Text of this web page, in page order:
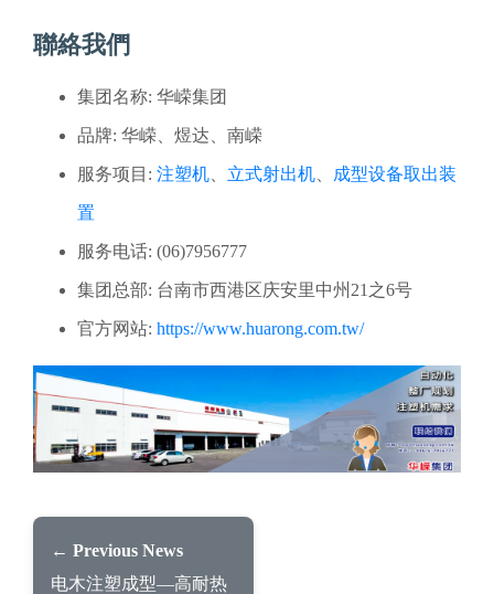
聯絡我們
集团名称: 华嵘集团
品牌: 华嵘、煜达、南嵘
服务项目: 注塑机 立式射出机 成型设备取出装
置
服务电话: (06)7956777
集团总部: 台南市西港区庆安里中州21之6号
官方网站: https://www.huarong.com.tw/
← Previous News
电木注塑成型—高耐热